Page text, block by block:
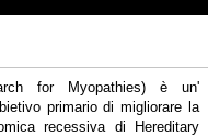
for Myopathies) è un'
primario di migliorare la
recessiva di Hereditary